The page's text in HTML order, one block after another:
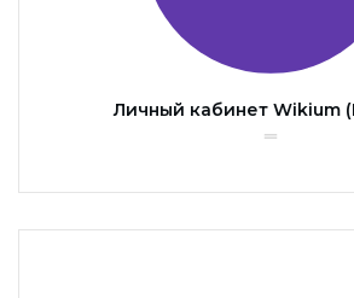
Личный кабинет Wikium